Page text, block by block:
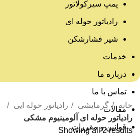
پمپ سیرکولاتور
رادیاتور حوله ای
شیر فشارشکن
خدمات
درباره ما
تماس با ما
مقالات
قوانین و مقررات
خانه گرمایشی
رادیاتور حوله ایی
رادیاتور حوله ای آلومینیوم مشکی
Showing all 2 results